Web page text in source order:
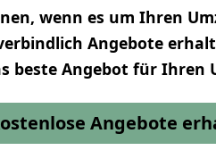
wenn es um Ihren
Angebote
beste Angebot für Ihren
Angebote